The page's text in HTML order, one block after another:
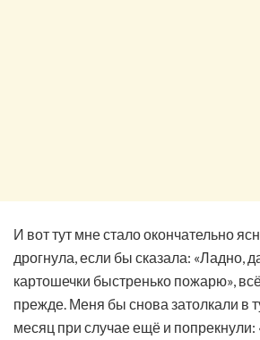
И вот тут мне стало окончательно
дрогнула, если бы сказала: «Ладно,
картошечки быстренько пожарю»,
прежде. Меня бы снова затолкали в
месяц при случае ещё и попрекнули: